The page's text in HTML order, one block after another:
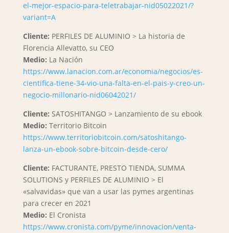
el-mejor-espacio-para-teletrabajar-nid05022021/?
variant=A
Cliente: PERFILES DE ALUMINIO > La historia de
Florencia Allevatto, su CEO
Medio: La Nación
https://www.lanacion.com.ar/economia/negocios/es-
cientifica-tiene-34-vio-una-falta-en-el-pais-y-creo-un-
negocio-millonario-nid06042021/
Cliente: SATOSHITANGO > Lanzamiento de su ebook
Medio: Territorio Bitcoin
https://www.territoriobitcoin.com/satoshitango-
lanza-un-ebook-sobre-bitcoin-desde-cero/
Cliente: FACTURANTE, PRESTO TIENDA, SUMMA
SOLUTIONS y PERFILES DE ALUMINIO > El
«salvavidas» que van a usar las pymes argentinas
para crecer en 2021
Medio: El Cronista
https://www.cronista.com/pyme/innovacion/venta-